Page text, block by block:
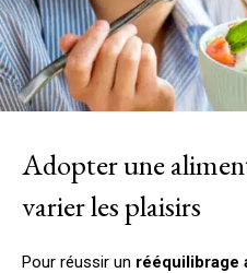
Adopter une
varier les plaisirs
Pour réussir un rééquilibrage